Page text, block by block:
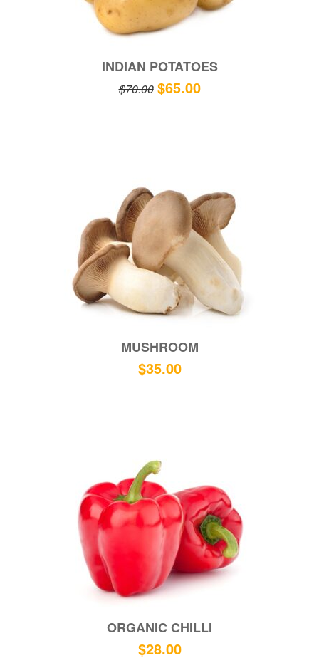
INDIAN POTATOES
$70.00 $65.00
MUSHROOM
$35.00
ORGANIC CHILLI
$28.00